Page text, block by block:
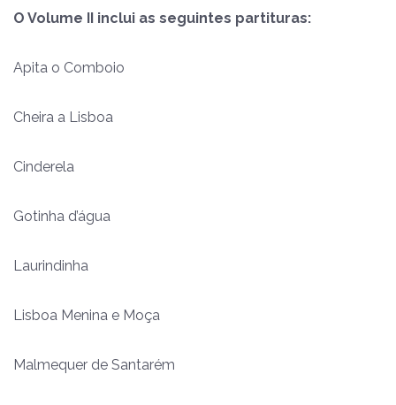
O Volume II inclui as seguintes partituras:
Apita o Comboio
Cheira a Lisboa
Cinderela
Gotinha d’água
Laurindinha
Lisboa Menina e Moça
Malmequer de Santarém